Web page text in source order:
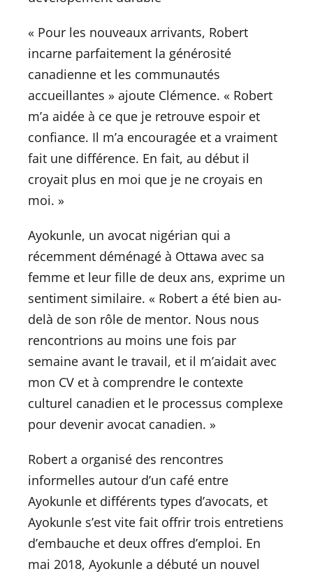
« Pour les nouveaux arrivants, Robert
incarne parfaitement la générosité
canadienne et les communautés
accueillantes » ajoute Clémence. « Robert
m’a aidée à ce que je retrouve espoir et
confiance. Il m’a encouragée et a vraiment
fait une différence. En fait, au début il
croyait plus en moi que je ne croyais en
moi. »
Ayokunle, un avocat nigérian qui a
récemment déménagé à Ottawa avec sa
femme et leur fille de deux ans, exprime un
sentiment similaire. « Robert a été bien au-
delà de son rôle de mentor. Nous nous
rencontrions au moins une fois par
semaine avant le travail, et il m’aidait avec
mon CV et à comprendre le contexte
culturel canadien et le processus complexe
pour devenir avocat canadien. »
Robert a organisé des rencontres
informelles autour d’un café entre
Ayokunle et différents types d’avocats, et
Ayokunle s’est vite fait offrir trois entretiens
d’embauche et deux offres d’emploi. En
mai 2018, Ayokunle a débuté un nouvel